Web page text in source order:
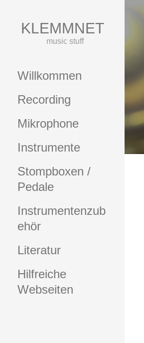
KLEMMNET
music stuff
Willkommen
Recording
Mikrophone
Instrumente
Stompboxen /
Pedale
Instrumentenzub
ehör
Literatur
Hilfreiche
Webseiten